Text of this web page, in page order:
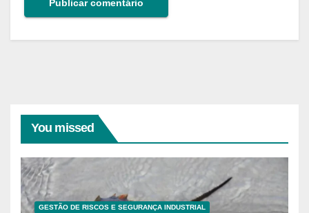
You missed
GESTÃO DE RISCOS E SEGURANÇA INDUSTRIAL